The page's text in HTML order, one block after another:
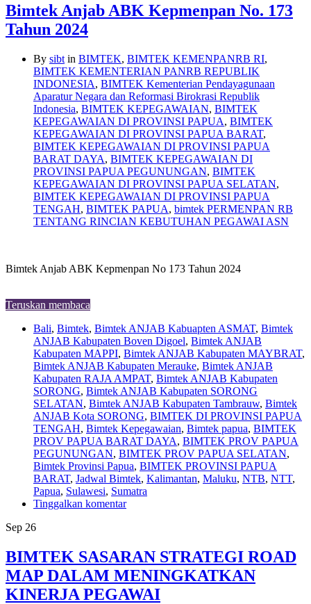
Bimtek Anjab ABK Kepmenpan No. 173
Tahun 2024
By sibt in BIMTEK, BIMTEK KEMENPANRB RI,
BIMTEK KEMENTERIAN PANRB REPUBLIK
INDONESIA, BIMTEK Kementerian Pendayagunaan
Aparatur Negara dan Reformasi Birokrasi Republik
Indonesia, BIMTEK KEPEGAWAIAN, BIMTEK
KEPEGAWAIAN DI PROVINSI PAPUA, BIMTEK
KEPEGAWAIAN DI PROVINSI PAPUA BARAT,
BIMTEK KEPEGAWAIAN DI PROVINSI PAPUA
BARAT DAYA, BIMTEK KEPEGAWAIAN DI
PROVINSI PAPUA PEGUNUNGAN, BIMTEK
KEPEGAWAIAN DI PROVINSI PAPUA SELATAN,
BIMTEK KEPEGAWAIAN DI PROVINSI PAPUA
TENGAH, BIMTEK PAPUA, bimtek PERMENPAN RB
TENTANG RINCIAN KEBUTUHAN PEGAWAI ASN
Bimtek Anjab ABK Kepmenpan No 173 Tahun 2024
Teruskan membaca
Bali, Bimtek, Bimtek ANJAB Kabuapten ASMAT, Bimtek
ANJAB Kabupaten Boven Digoel, Bimtek ANJAB
Kabupaten MAPPI, Bimtek ANJAB Kabupaten MAYBRAT,
Bimtek ANJAB Kabupaten Merauke, Bimtek ANJAB
Kabupaten RAJA AMPAT, Bimtek ANJAB Kabupaten
SORONG, Bimtek ANJAB Kabupaten SORONG
SELATAN, Bimtek ANJAB Kabupaten Tambrauw, Bimtek
ANJAB Kota SORONG, BIMTEK DI PROVINSI PAPUA
TENGAH, Bimtek Kepegawaian, Bimtek papua, BIMTEK
PROV PAPUA BARAT DAYA, BIMTEK PROV PAPUA
PEGUNUNGAN, BIMTEK PROV PAPUA SELATAN,
Bimtek Provinsi Papua, BIMTEK PROVINSI PAPUA
BARAT, Jadwal Bimtek, Kalimantan, Maluku, NTB, NTT,
Papua, Sulawesi, Sumatra
Tinggalkan komentar
Sep 26
BIMTEK SASARAN STRATEGI ROAD
MAP DALAM MENINGKATKAN
KINERJA PEGAWAI